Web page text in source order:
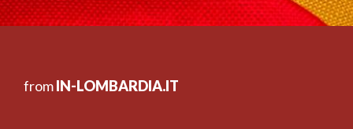
fromIN-LOMBARDIA.IT